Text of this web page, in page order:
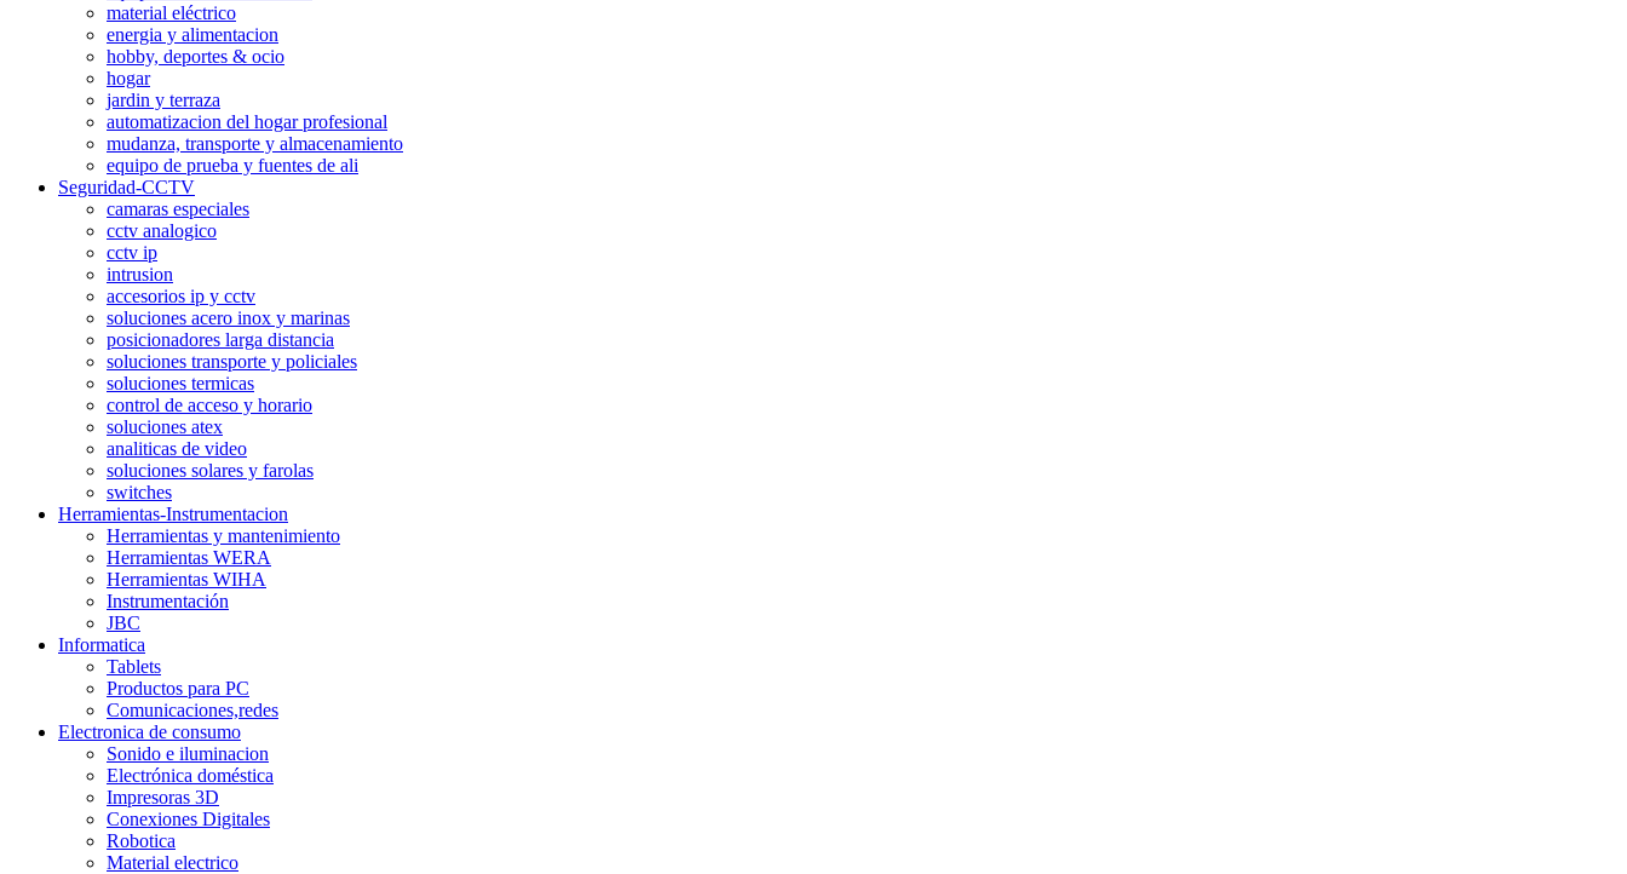
material eléctrico
energia y alimentacion
hobby, deportes & ocio
hogar
jardin y terraza
automatizacion del hogar profesional
mudanza, transporte y almacenamiento
equipo de prueba y fuentes de ali
Seguridad-CCTV
camaras especiales
cctv analogico
cctv ip
intrusion
accesorios ip y cctv
soluciones acero inox y marinas
posicionadores larga distancia
soluciones transporte y policiales
soluciones termicas
control de acceso y horario
soluciones atex
analiticas de video
soluciones solares y farolas
switches
Herramientas-Instrumentacion
Herramientas y mantenimiento
Herramientas WERA
Herramientas WIHA
Instrumentación
JBC
Informatica
Tablets
Productos para PC
Comunicaciones,redes
Electronica de consumo
Sonido e iluminacion
Electrónica doméstica
Impresoras 3D
Conexiones Digitales
Robotica
Material electrico